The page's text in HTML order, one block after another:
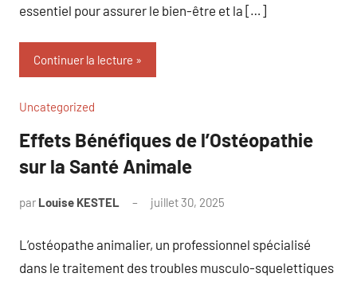
essentiel pour assurer le bien-être et la […]
Continuer la lecture
Uncategorized
Effets Bénéfiques de l’Ostéopathie
sur la Santé Animale
par Louise KESTEL juillet 30, 2025
L’ostéopathe animalier, un professionnel spécialisé
dans le traitement des troubles musculo-squelettiques